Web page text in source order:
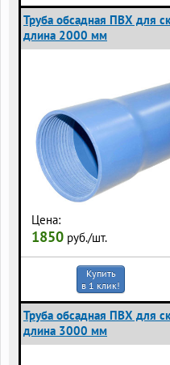
Труба обсадная ПВХ для
длина 2000 мм
Цена:
1850 руб./шт.
Купить
в 1 клик!
Труба обсадная ПВХ для
длина 3000 мм